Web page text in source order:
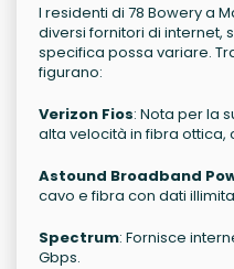
I residenti di 78 Bowery a
diversi fornitori di internet,
specifica possa variare.
figurano:
Verizon Fios: Nota per la
alta velocità in fibra ottica,
Astound Broadband
cavo e fibra con dati
Spectrum: Fornisce
Gbps.